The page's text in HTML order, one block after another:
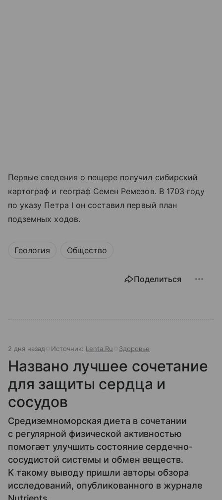
Первые сведения о пещере получил сибирский
картограф и географ Семен Ремезов. В 1703 году
по указу Петра I он составил первый план
подземных ходов.
Геология Общество
Поделиться
2 дня назад Источник: Lenta.Ru Здоровье
Названо лучшее сочетание
для защиты сердца и
сосудов
Средиземноморская диета в сочетании
с регулярной физической активностью
помогает улучшить состояние сердечно-
сосудистой системы и обмен веществ.
К такому выводу пришли авторы обзора
исследований, опубликованного в журнале